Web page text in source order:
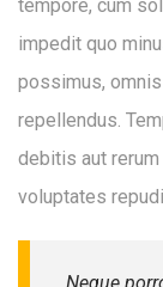
tempore, cum
impedit quo
possimus,
repellendus.
debitis aut
voluptates